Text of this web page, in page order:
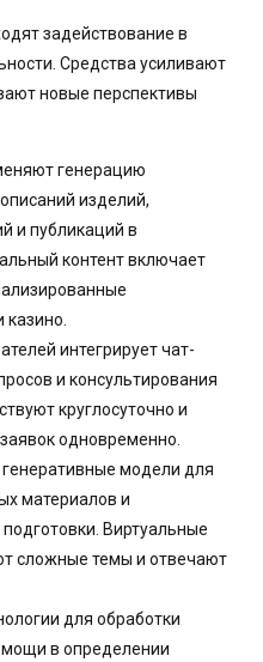
задействование в
Средства усиливают
новые перспективы
генерацию
изделий,
и публикаций в
контент включает
интегрирует чат-
и консультирования
круглосуточно и
одновременно.
модели для
материалов и
Виртуальные
сложные темы и отвечают
для обработки
в определении